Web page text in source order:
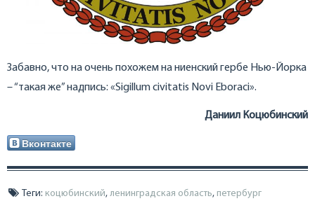
Забавно, что на очень похожем на ниенский гербе Нью-Йорка
– “такая же” надпись: «Sigillum civitatis Novi Eboraci».
Даниил Коцюбинский
Вконтакте
Теги: коцюбинский, ленинградская область, петербург